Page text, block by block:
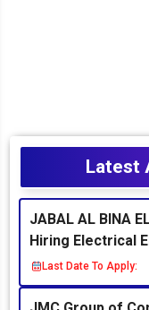
Latest
JABAL AL BINA
Hiring Electrical
Last Date To Apply: